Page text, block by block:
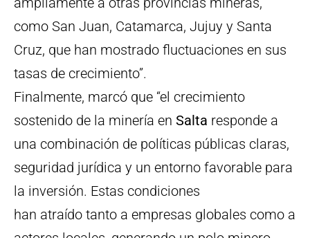
como San Juan, Catamarca, Jujuy y Santa
Cruz, que han mostrado fluctuaciones en sus
tasas de crecimiento”.
Finalmente, marcó que “el crecimiento
sostenido de la minería en Salta responde a
una combinación de políticas públicas claras,
seguridad jurídica y un entorno favorable para
la inversión. Estas condiciones
han atraído tanto a empresas globales como a